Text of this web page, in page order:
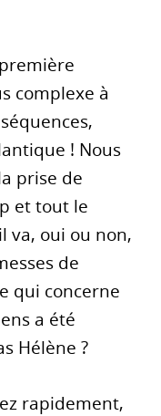
complexe à
! Nous
prise de
et tout le
va, oui ou non,
de
qui concerne
a été
Hélène ?
rapidement,